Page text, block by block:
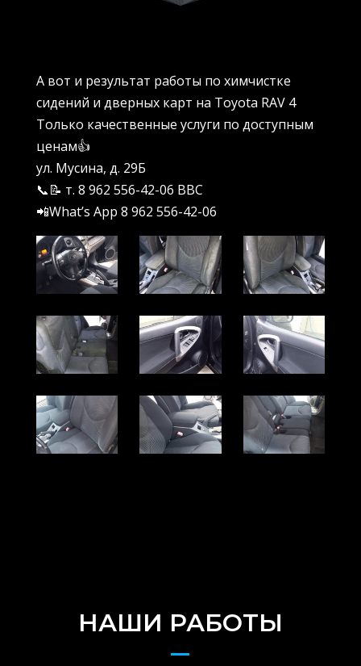
А вот и результат работы по химчистке
сидений и дверных карт на Toyota RAV 4
Только качественные услуги по доступным
ценам👍
ул. Мусина, д. 29Б
📞📝 т. 8 962 556-42-06 BBC
📲What’s App 8 962 556-42-06
НАШИ РАБОТЫ